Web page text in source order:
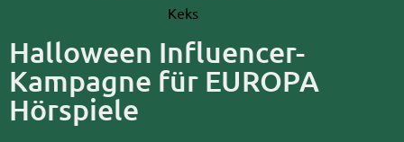
Halloween Influencer-
Kampagne für EUROPA
Hörspiele